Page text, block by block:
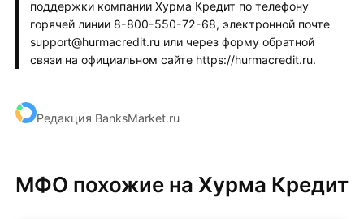
поддержки компании Хурма Кредит по телефону
горячей линии 8-800-550-72-68, электронной почте
support@hurmacredit.ru или через форму обратной
связи на официальном сайте https://hurmacredit.ru.
Редакция BanksMarket.ru
МФО похожие на Хурма Кредит